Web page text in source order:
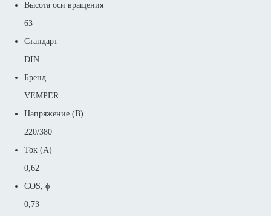
Высота оси вращения
63
Стандарт
DIN
Бренд
VEMPER
Напряжение (В)
220/380
Ток (А)
0,62
COS, ϕ
0,73